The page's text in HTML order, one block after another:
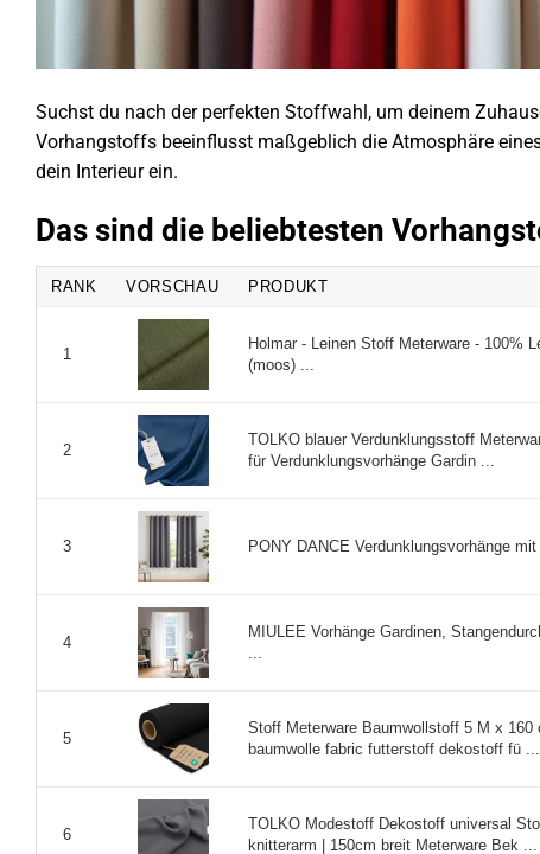
Suchst du nach der perfekten Stoffwahl, um deinem
Vorhangstoffs beeinflusst maßgeblich die Atmosphäre
dein Interieur ein.
Das sind die beliebtesten
RANK VORSCHAU PRODUKT
1
Holmar - Leinen Stoff Meterware - 100%
(moos) ...
2
TOLKO blauer Verdunklungsstoff
für Verdunklungsvorhänge Gardin ...
3 PONY DANCE Verdunklungsvorhänge
4
MIULEE Vorhänge Gardinen,
5
Stoff Meterware Baumwollstoff 5 M x
baumwolle fabric futterstoff dekostoff fü ...
6
TOLKO Modestoff Dekostoff universal
knitterarm | 150cm breit Meterware Bek ...